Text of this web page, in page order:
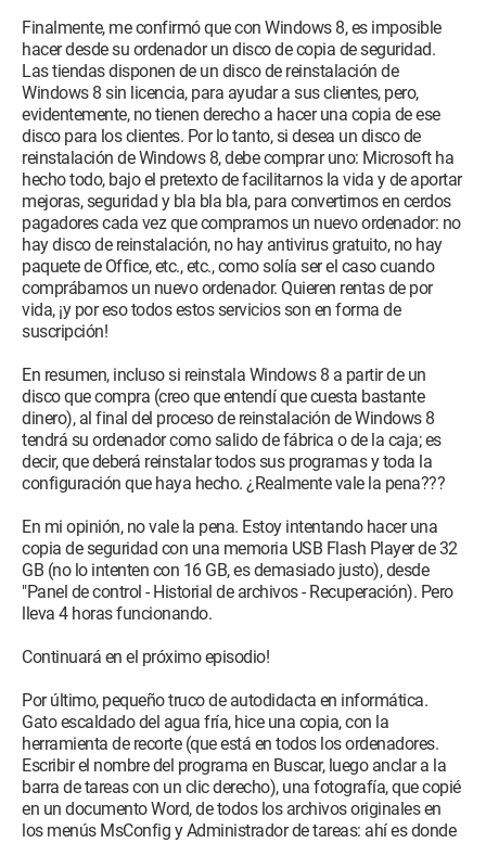
Finalmente, me confirmó que con Windows 8, es imposible
hacer desde su ordenador un disco de copia de seguridad.
Las tiendas disponen de un disco de reinstalación de
Windows 8 sin licencia, para ayudar a sus clientes, pero,
evidentemente, no tienen derecho a hacer una copia de ese
disco para los clientes. Por lo tanto, si desea un disco de
reinstalación de Windows 8, debe comprar uno: Microsoft ha
hecho todo, bajo el pretexto de facilitarnos la vida y de aportar
mejoras, seguridad y bla bla bla, para convertirnos en cerdos
pagadores cada vez que compramos un nuevo ordenador: no
hay disco de reinstalación, no hay antivirus gratuito, no hay
paquete de Office, etc., etc., como solía ser el caso cuando
comprábamos un nuevo ordenador. Quieren rentas de por
vida, ¡y por eso todos estos servicios son en forma de
suscripción!
En resumen, incluso si reinstala Windows 8 a partir de un
disco que compra (creo que entendí que cuesta bastante
dinero), al final del proceso de reinstalación de Windows 8
tendrá su ordenador como salido de fábrica o de la caja; es
decir, que deberá reinstalar todos sus programas y toda la
configuración que haya hecho. ¿Realmente vale la pena???
En mi opinión, no vale la pena. Estoy intentando hacer una
copia de seguridad con una memoria USB Flash Player de 32
GB (no lo intenten con 16 GB, es demasiado justo), desde
"Panel de control - Historial de archivos - Recuperación). Pero
lleva 4 horas funcionando.
Continuará en el próximo episodio!
Por último, pequeño truco de autodidacta en informática.
Gato escaldado del agua fría, hice una copia, con la
herramienta de recorte (que está en todos los ordenadores.
Escribir el nombre del programa en Buscar, luego anclar a la
barra de tareas con un clic derecho), una fotografía, que copié
en un documento Word, de todos los archivos originales en
los menús MsConfig y Administrador de tareas: ahí es donde